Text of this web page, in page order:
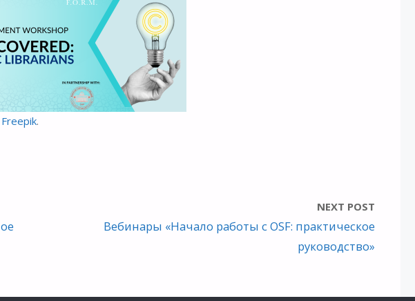
Freepik.
NEXT POST
Вебинары «Начало работы с OSF: практическое
руководство»